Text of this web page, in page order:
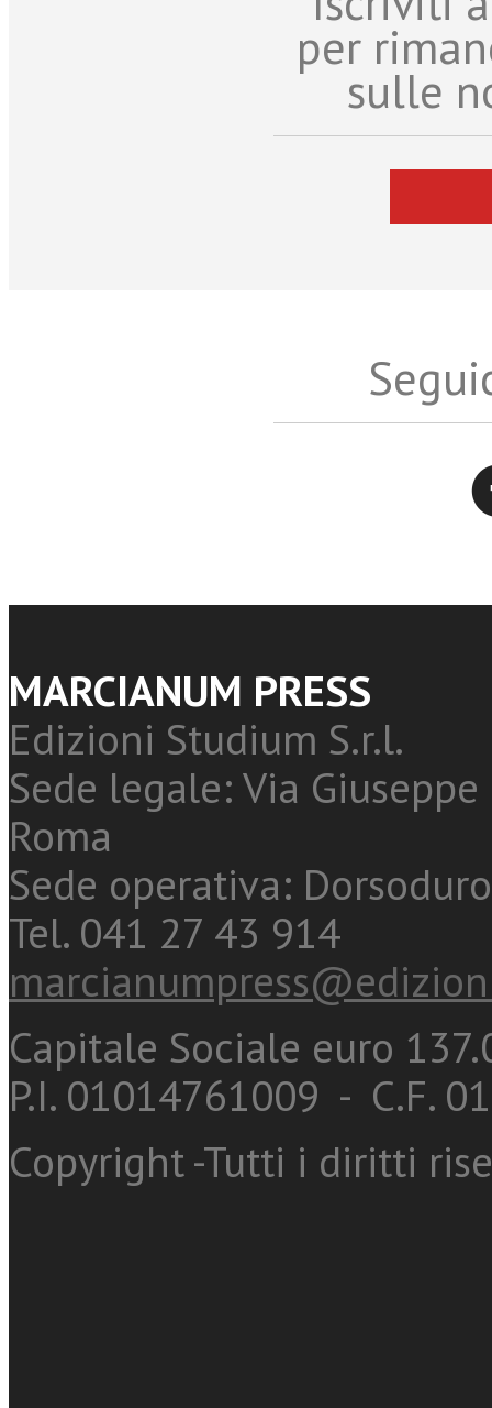
per
sulle
MARCIANUM PRESS
Edizioni Studium S.r.l.
Sede legale: Via
Roma
Sede operativa:
Tel. 041 27 43 914
Capitale Sociale euro
P.I. 01014761009 - C.F.
Copyright -Tutti i diritti